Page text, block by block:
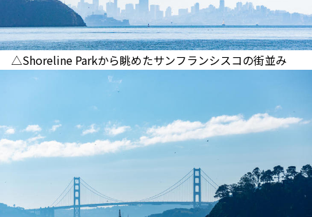
△Shoreline Parkから眺めたサンフランシスコの街並み